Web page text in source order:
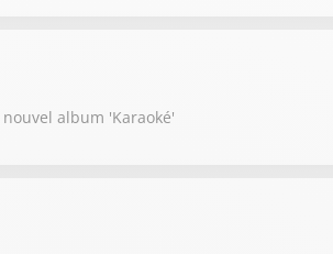
album 'Karaoké'